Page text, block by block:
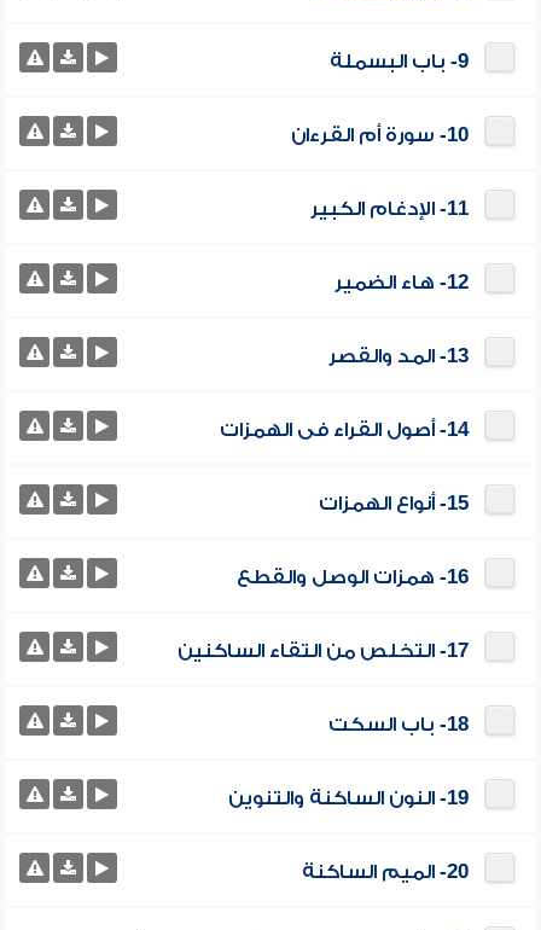
9- باب البسملة
10- سورة أم القرءان
11- الإدغام الكبير
12- هاء الضمير
13- المد والقصر
14- أصول القراء فى الهمزات
15- أنواع الهمزات
16- همزات الوصل والقطع
17- التخلص من التقاء الساكنين
18- باب السكت
19- النون الساكنة والتنوين
20- الميم الساكنة